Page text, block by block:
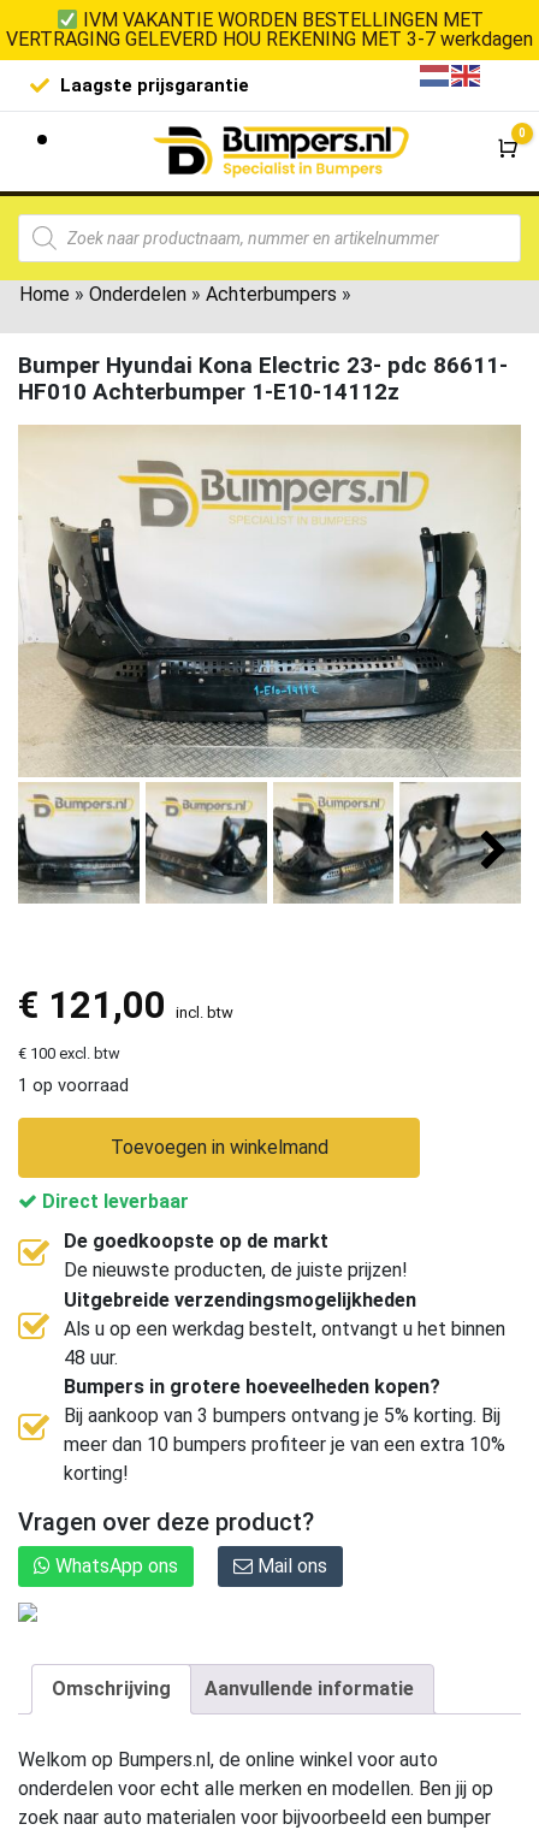
IVM VAKANTIE WORDEN BESTELLINGEN MET
VERTRAGING GELEVERD HOU REKENING MET 3-7 werkdagen
Laagste prijsgarantie De
0
Home » Onderdelen » Achterbumpers »
Bumper Hyundai Kona Electric 23- pdc 86611-
HF010 Achterbumper 1-E10-14112z
€ 121,00 incl. btw
€ 100 excl. btw
1 op voorraad
Toevoegen in winkelmand
Direct leverbaar
De goedkoopste op de markt
De nieuwste producten, de juiste prijzen!
Uitgebreide verzendingsmogelijkheden
Als u op een werkdag bestelt, ontvangt u het binnen
48 uur.
Bumpers in grotere hoeveelheden kopen?
Bij aankoop van 3 bumpers ontvang je 5% korting. Bij
meer dan 10 bumpers profiteer je van een extra 10%
korting!
Vragen over deze product?
WhatsApp ons Mail ons
Omschrijving Aanvullende informatie
Welkom op Bumpers.nl, de online winkel voor auto
onderdelen voor echt alle merken en modellen. Ben jij op
zoek naar auto materialen voor bijvoorbeeld een bumper